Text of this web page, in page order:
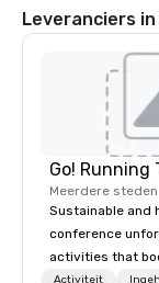
Leveranciers
Go! Running
Meerdere steden
Sustainable and
conference
activities that
lower carbon
Activiteit